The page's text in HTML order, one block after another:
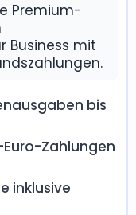
Premium-
Business mit
bis
Euro-Zahlungen
inklusive